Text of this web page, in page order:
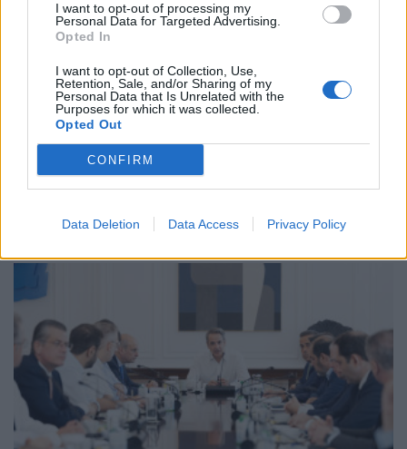
I want to opt-out of processing my
Personal Data for Targeted Advertising.
Opted In
I want to opt-out of Collection, Use,
Retention, Sale, and/or Sharing of my
Personal Data that Is Unrelated with the
Purposes for which it was collected.
Opted Out
CONFIRM
Data Deletion Data Access Privacy Policy
ΗΛΕΚΤΡΙΣΜΟΣ
Ηλεκτρική διασύνδεση Ελλάδας – Κύπρου:
Υπογράφηκε η συμφωνία με τη γαλλική